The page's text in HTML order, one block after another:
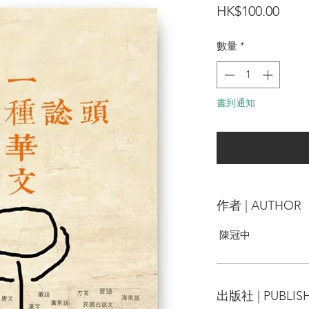
HK$100.00價
數量 *
書到通知
作者 | AUTHOR
陳冠中
出版社 |